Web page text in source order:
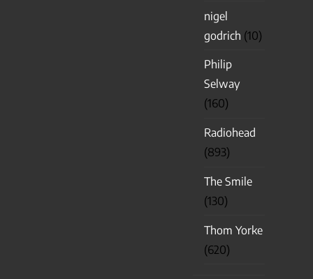
nigel
godrich (10)
Philip
Selway
(160)
Radiohead
(893)
The Smile
(130)
Thom Yorke
(620)